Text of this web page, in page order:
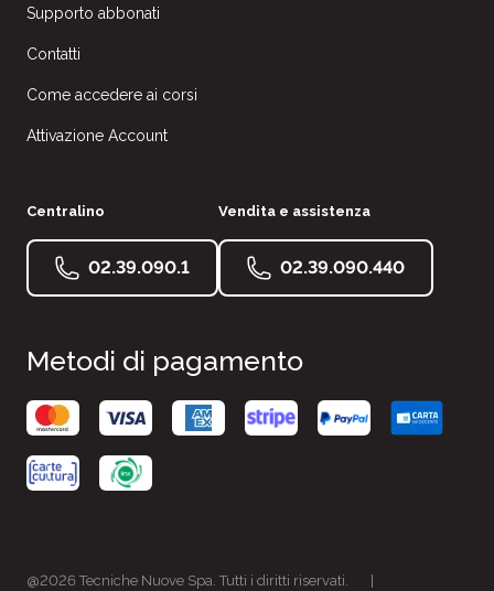
Supporto abbonati
Contatti
Come accedere ai corsi
Attivazione Account
Centralino
02.39.090.1
Vendita e assistenza
02.39.090.440
Metodi di pagamento
@2026 Tecniche Nuove Spa. Tutti i diritti riservati.